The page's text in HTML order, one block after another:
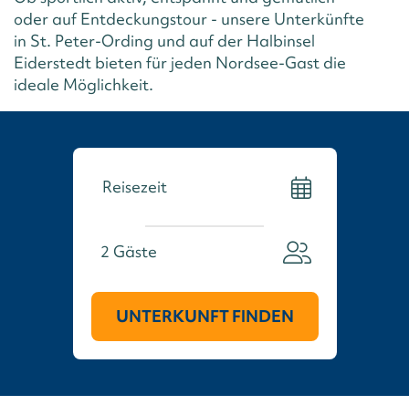
oder auf Entdeckungstour - unsere Unterkünfte
in St. Peter-Ording und auf der Halbinsel
Eiderstedt bieten für jeden Nordsee-Gast die
ideale Möglichkeit.
2 Gäste
UNTERKUNFT FINDEN